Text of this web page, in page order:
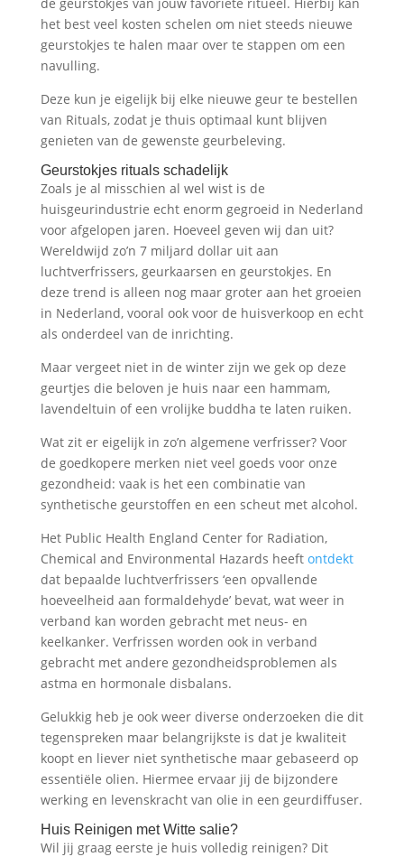
het best veel kosten schelen om niet steeds nieuwe
geurstokjes te halen maar over te stappen om een
navulling.
Deze kun je eigelijk bij elke nieuwe geur te bestellen
van Rituals, zodat je thuis optimaal kunt blijven
genieten van de gewenste geurbeleving.
Geurstokjes rituals schadelijk
Zoals je al misschien al wel wist is de
huisgeurindustrie echt enorm gegroeid in Nederland
voor afgelopen jaren. Hoeveel geven wij dan uit?
Wereldwijd zo’n 7 miljard dollar uit aan
luchtverfrissers, geurkaarsen en geurstokjes. En
deze trend is alleen nog maar groter aan het groeien
in Nederland, vooral ook voor de huisverkoop en echt
als onderdeel van de inrichting.
Maar vergeet niet in de winter zijn we gek op deze
geurtjes die beloven je huis naar een hammam,
lavendeltuin of een vrolijke buddha te laten ruiken.
Wat zit er eigelijk in zo’n algemene verfrisser? Voor
de goedkopere merken niet veel goeds voor onze
gezondheid: vaak is het een combinatie van
synthetische geurstoffen en een scheut met alcohol.
Het Public Health England Center for Radiation,
Chemical and Environmental Hazards heeft ontdekt
dat bepaalde luchtverfrissers ‘een opvallende
hoeveelheid aan formaldehyde’ bevat, wat weer in
verband kan worden gebracht met neus- en
keelkanker. Verfrissen worden ook in verband
gebracht met andere gezondheidsproblemen als
astma en hormonale disbalans.
Gelukkig heb je ook weer diverse onderzoeken die dit
tegenspreken maar belangrijkste is dat je kwaliteit
koopt en liever niet synthetische maar gebaseerd op
essentiële olien. Hiermee ervaar jij de bijzondere
werking en levenskracht van olie in een geurdiffuser.
Huis Reinigen met Witte salie?
Wil jij graag eerste je huis volledig reinigen? Dit